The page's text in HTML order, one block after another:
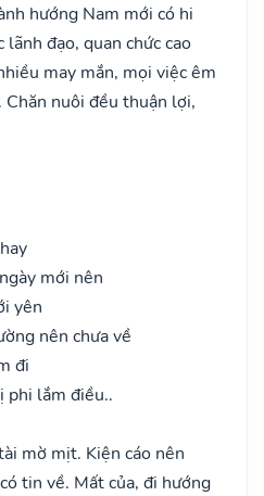
hướng Nam mới có hi
đạo, quan chức cao
may mắn, mọi việc êm
nuôi đều thuận lợi,
mới nên
yên
nên chưa về
đi
lắm điều..
mờ mịt. Kiện cáo nên
tin về. Mất của, đi hướng